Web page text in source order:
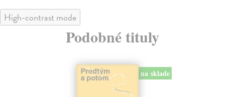
High-contrast mode
Podobné tituly
na sklade